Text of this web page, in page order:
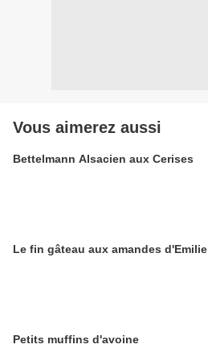
Vous aimerez aussi
Bettelmann Alsacien aux Cerises
Le fin gâteau aux amandes d'Emilie
Petits muffins d'avoine